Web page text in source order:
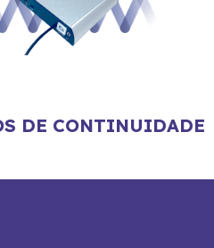
DE CONTINUIDADE